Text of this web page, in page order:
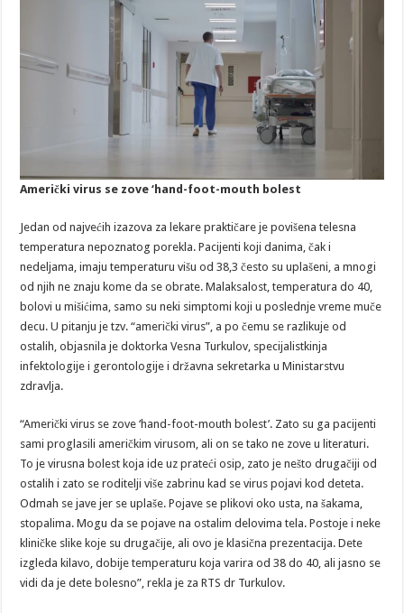
Američki virus se zove ‘hand-foot-mouth bolest
Jedan od najvećih izazova za lekare praktičare je povišena telesna
temperatura nepoznatog porekla. Pacijenti koji danima, čak i
nedeljama, imaju temperaturu višu od 38,3 često su uplašeni, a mnogi
od njih ne znaju kome da se obrate. Malaksalost, temperatura do 40,
bolovi u mišićima, samo su neki simptomi koji u poslednje vreme muče
decu. U pitanju je tzv. “američki virus”, a po čemu se razlikuje od
ostalih, objasnila je doktorka Vesna Turkulov, specijalistkinja
infektologije i gerontologije i državna sekretarka u Ministarstvu
zdravlja.
“Američki virus se zove ‘hand-foot-mouth bolest’. Zato su ga pacijenti
sami proglasili američkim virusom, ali on se tako ne zove u literaturi.
To je virusna bolest koja ide uz prateći osip, zato je nešto drugačiji od
ostalih i zato se roditelji više zabrinu kad se virus pojavi kod deteta.
Odmah se jave jer se uplaše. Pojave se plikovi oko usta, na šakama,
stopalima. Mogu da se pojave na ostalim delovima tela. Postoje i neke
kliničke slike koje su drugačije, ali ovo je klasična prezentacija. Dete
izgleda kilavo, dobije temperaturu koja varira od 38 do 40, ali jasno se
vidi da je dete bolesno”, rekla je za RTS dr Turkulov.